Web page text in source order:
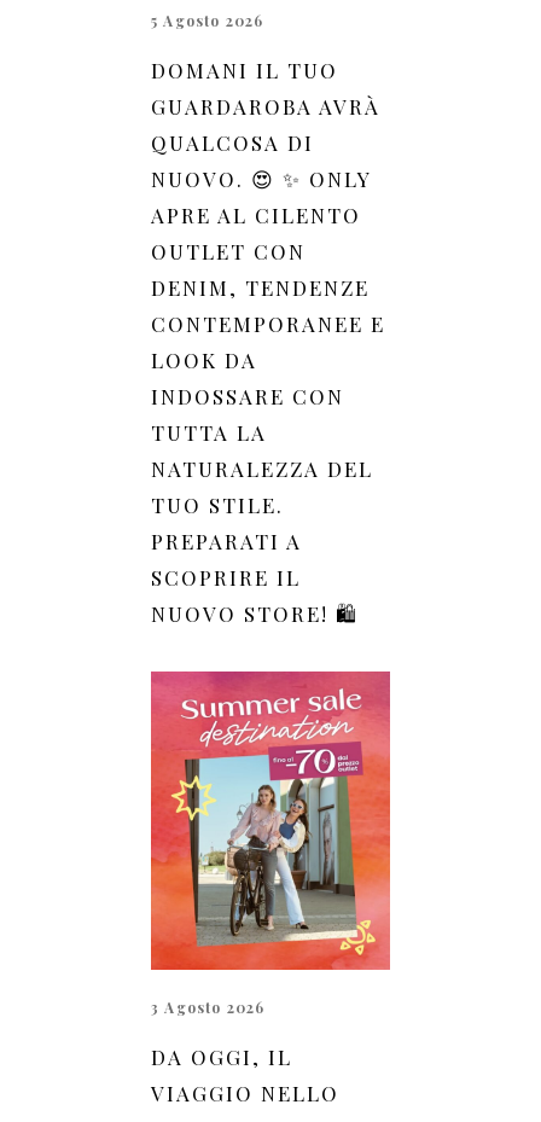
5 Agosto 2026
DOMANI IL TUO
GUARDAROBA AVRÀ
QUALCOSA DI
NUOVO. 😍 ✨ ONLY
APRE AL CILENTO
OUTLET CON
DENIM, TENDENZE
CONTEMPORANEE E
LOOK DA
INDOSSARE CON
TUTTA LA
NATURALEZZA DEL
TUO STILE.
PREPARATI A
SCOPRIRE IL
NUOVO STORE! 🛍️
3 Agosto 2026
DA OGGI, IL
VIAGGIO NELLO